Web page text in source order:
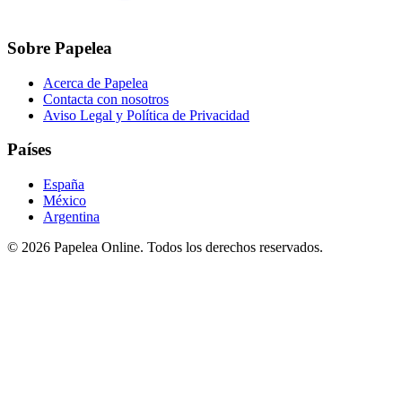
Sobre Papelea
Acerca de Papelea
Contacta con nosotros
Aviso Legal y Política de Privacidad
Países
España
México
Argentina
© 2026 Papelea Online. Todos los derechos reservados.